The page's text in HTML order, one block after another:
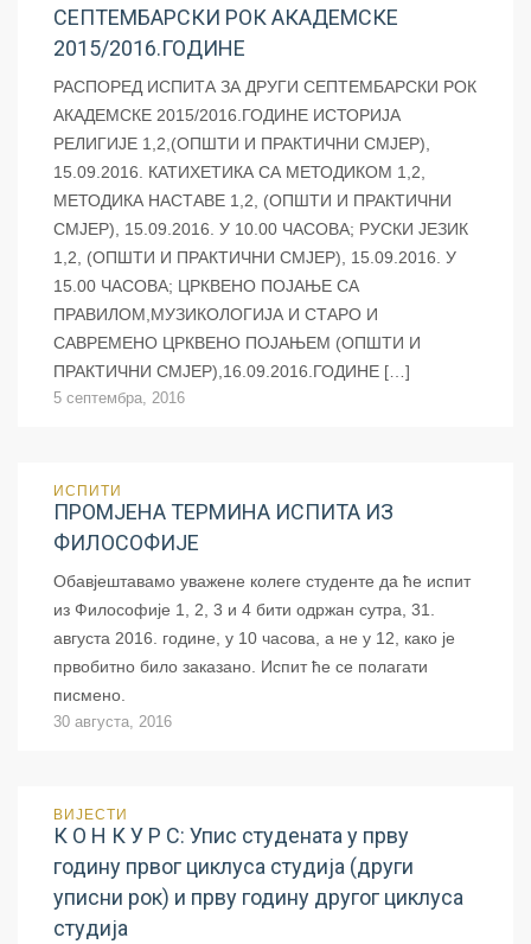
СЕПТЕМБАРСКИ РОК АКАДЕМСКЕ
2015/2016.ГОДИНЕ
РАСПОРЕД ИСПИТА ЗА ДРУГИ СЕПТЕМБАРСКИ РОК
АКАДЕМСКЕ 2015/2016.ГОДИНЕ ИСТОРИЈА
РЕЛИГИЈЕ 1,2,(ОПШТИ И ПРАКТИЧНИ СМЈЕР),
15.09.2016. КАТИХЕТИКА СА МЕТОДИКОМ 1,2,
МЕТОДИКА НАСТАВЕ 1,2, (ОПШТИ И ПРАКТИЧНИ
СМЈЕР), 15.09.2016. У 10.00 ЧАСОВА; РУСКИ ЈЕЗИК
1,2, (ОПШТИ И ПРАКТИЧНИ СМЈЕР), 15.09.2016. У
15.00 ЧАСОВА; ЦРКВЕНО ПОЈАЊЕ СА
ПРАВИЛОМ,МУЗИКОЛОГИЈА И СТАРО И
САВРЕМЕНО ЦРКВЕНО ПОЈАЊЕМ (ОПШТИ И
ПРАКТИЧНИ СМЈЕР),16.09.2016.ГОДИНЕ […]
5 септембра, 2016
ИСПИТИ
ПРОМЈЕНА ТЕРМИНА ИСПИТА ИЗ
ФИЛОСОФИЈЕ
Обавјештавамо уважене колеге студенте да ће испит
из Философије 1, 2, 3 и 4 бити одржан сутра, 31.
августа 2016. године, у 10 часова, а не у 12, како је
првобитно било заказано. Испит ће се полагати
писмено.
30 августа, 2016
ВИЈЕСТИ
К О Н К У Р С: Упис студената у прву
годину првог циклуса студија (други
уписни рок) и прву годину другог циклуса
студија